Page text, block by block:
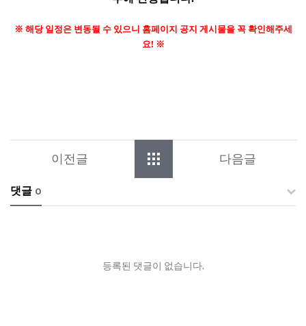
※ 해당 일정은 변동될 수 있으니 홈페이지 공지 게시물을 꼭 확인해주세
요! ※
이전글 다음글
댓글 0
등록된 댓글이 없습니다.